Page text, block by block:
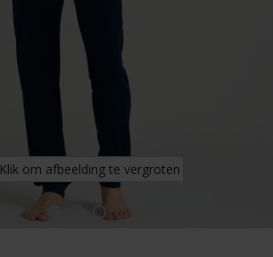
Klik om afbeelding te vergroten